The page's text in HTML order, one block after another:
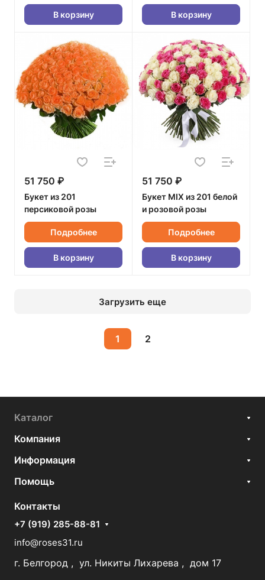
В корзину В корзину
51 750 ₽
Букет из 201
персиковой розы
Подробнее
В корзину
51 750 ₽
Букет MIX из 201 белой
и розовой розы
Подробнее
В корзину
Загрузить еще
1 2
Каталог
Компания
Информация
Помощь
Контакты
+7 (919) 285-88-81
info@roses31.ru
г. Белгород , ул. Никиты Лихарева , дом 17